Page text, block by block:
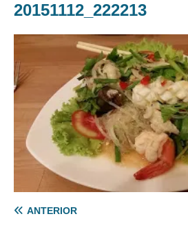
20151112_222213
ANTERIOR